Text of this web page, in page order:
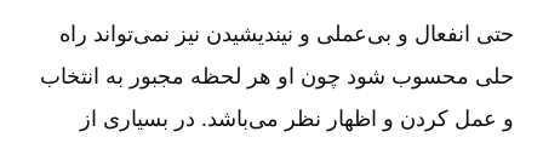
حتی انفعال و بی‌عملی و نیندیشیدن نیز نمی‌تواند راه
حلی محسوب شود چون او هر لحظه مجبور به انتخاب
و عمل کردن و اظهار نظر می‌باشد. در بسیاری از